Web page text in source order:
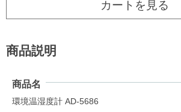
カートを見る
商品説明
商品名
環境温湿度計 AD-5686